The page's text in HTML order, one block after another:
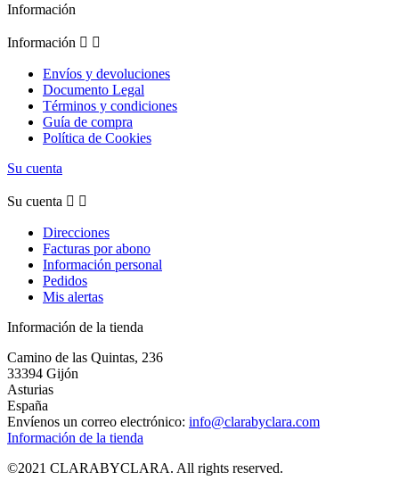
Información
Información  
Envíos y devoluciones
Documento Legal
Términos y condiciones
Guía de compra
Política de Cookies
Su cuenta
Su cuenta  
Direcciones
Facturas por abono
Información personal
Pedidos
Mis alertas
Información de la tienda
Camino de las Quintas, 236
33394 Gijón
Asturias
España
Envíenos un correo electrónico: info@clarabyclara.com
Información de la tienda
©2021 CLARABYCLARA. All rights reserved.